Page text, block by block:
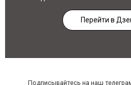
Перейти в
Подписывайтесь на наш